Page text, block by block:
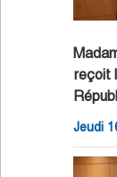
reçoit
Jeudi